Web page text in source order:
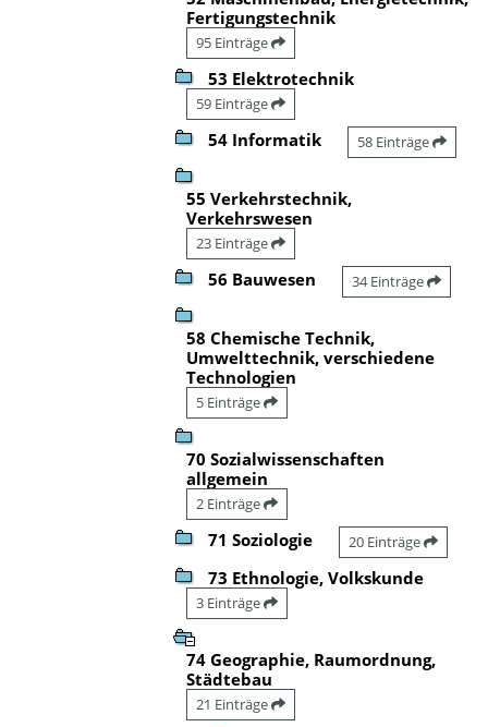
Fertigungstechnik
95 Einträge
53 Elektrotechnik
59 Einträge
54 Informatik 58 Einträge
55 Verkehrstechnik,
Verkehrswesen
23 Einträge
56 Bauwesen 34 Einträge
58 Chemische Technik,
Umwelttechnik, verschiedene
Technologien
5 Einträge
70 Sozialwissenschaften
allgemein
2 Einträge
71 Soziologie 20 Einträge
73 Ethnologie, Volkskunde
3 Einträge
74 Geographie, Raumordnung,
Städtebau
21 Einträge